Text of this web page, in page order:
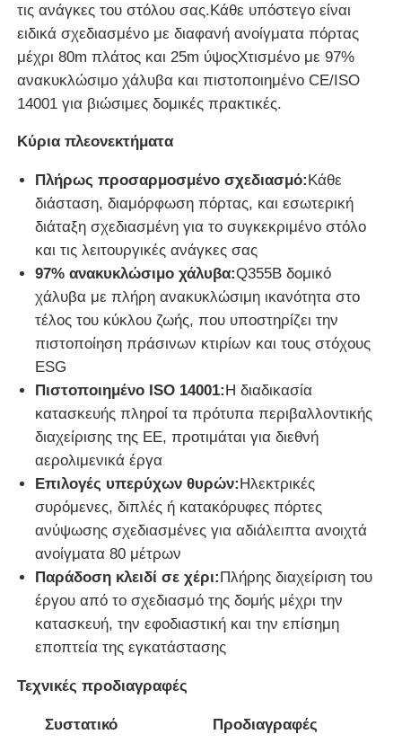
Ποιοτικός έλεγχος
επαφή
Προετοιμασμένο σπίτι από ελαφρά χάλυβα
Κτίριο Μεταλλικών Κατασκευών
εργαστήριο μεταλλικών κατασκευών
αποθήκη μεταλλικών κατασκευών
Εμπορικά κτίρια από χάλυβα
Δομές Εξόρυξης
Αεροδρόμιο από χαλύβδινη κατασκευή
Χάλυβα δομικό υλικό
Σιδηροδρομική δομή Πύργος δεξαμενής νερού
τις ανάγκες του στόλου σας.Κάθε υπόστεγο είναι
ειδικά σχεδιασμένο με διαφανή ανοίγματα πόρτας
μέχρι 80m πλάτος και 25m ύψοςΧτισμένο με 97%
ανακυκλώσιμο χάλυβα και πιστοποιημένο CE/ISO
14001 για βιώσιμες δομικές πρακτικές.
Κύρια πλεονεκτήματα
Πλήρως προσαρμοσμένο σχεδιασμό:Κάθε
διάσταση, διαμόρφωση πόρτας, και εσωτερική
διάταξη σχεδιασμένη για το συγκεκριμένο στόλο
και τις λειτουργικές ανάγκες σας
97% ανακυκλώσιμο χάλυβα:Q355B δομικό
χάλυβα με πλήρη ανακυκλώσιμη ικανότητα στο
τέλος του κύκλου ζωής, που υποστηρίζει την
πιστοποίηση πράσινων κτιρίων και τους στόχους
ESG
Πιστοποιημένο ISO 14001:Η διαδικασία
κατασκευής πληροί τα πρότυπα περιβαλλοντικής
διαχείρισης της ΕΕ, προτιμάται για διεθνή
αερολιμενικά έργα
Επιλογές υπερύχων θυρών:Ηλεκτρικές
συρόμενες, διπλές ή κατακόρυφες πόρτες
ανύψωσης σχεδιασμένες για αδιάλειπτα ανοιχτά
ανοίγματα 80 μέτρων
Παράδοση κλειδί σε χέρι:Πλήρης διαχείριση του
έργου από το σχεδιασμό της δομής μέχρι την
κατασκευή, την εφοδιαστική και την επίσημη
εποπτεία της εγκατάστασης
Τεχνικές προδιαγραφές
Συστατικό
Προδιαγραφές